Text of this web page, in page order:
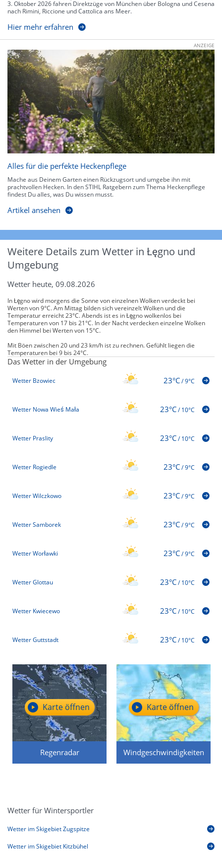
3. Oktober 2026 fahren Direktzüge von München über Bologna und Cesena
nach Rimini, Riccione und Cattolica ans Meer.
Hier mehr erfahren
ANZEIGE
Alles für die perfekte Heckenpflege
Mache aus Deinem Garten einen Rückzugsort und umgebe ihn mit
prachtvollen Hecken. In den STIHL Ratgebern zum Thema Heckenpflege
findest Du alles, was Du wissen musst.
Artikel ansehen
Weitere Details zum Wetter in Łęgno und
Umgebung
Wetter heute, 09.08.2026
In Łęgno wird morgens die Sonne von einzelnen Wolken verdeckt bei
Werten von 9°C. Am Mittag bilden sich vereinzelt Wolken und die
Temperatur erreicht 23°C. Abends ist es in Łęgno wolkenlos bei
Temperaturen von 17 bis 21°C. In der Nacht verdecken einzelne Wolken
den Himmel bei Werten von 15°C.
Mit Böen zwischen 20 und 23 km/h ist zu rechnen. Gefühlt liegen die
Temperaturen bei 9 bis 24°C.
Das Wetter in der Umgebung
Wetter Bzowiec 23°C/9°C
Wetter Nowa Wieś Mała 23°C/10°C
Wetter Praslity 23°C/10°C
Wetter Rogiedle 23°C/9°C
Wetter Wilczkowo 23°C/9°C
Wetter Samborek 23°C/9°C
Wetter Worławki 23°C/9°C
Wetter Glottau 23°C/10°C
Wetter Kwiecewo 23°C/10°C
Wetter Guttstadt 23°C/10°C
Regenradar
Karte öffnen
Windgeschwindigkeiten
Karte öffnen
Wetter für Wintersportler
Wetter im Skigebiet Zugspitze
Wetter im Skigebiet Kitzbühel